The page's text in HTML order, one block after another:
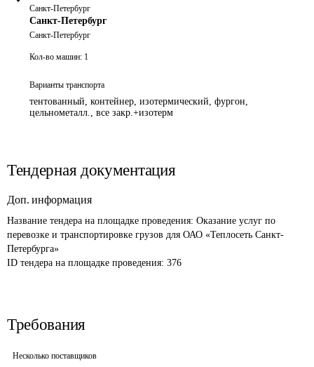
Санкт-Петербург
Санкт-Петербург
Санкт-Петербург
Кол-во машин: 1
Варианты транспорта
тентованный, контейнер, изотермический, фургон,
цельнометалл., все закр.+изотерм
Тендерная документация
Доп. информация
Название тендера на площадке проведения: Оказание услуг по
перевозке и транспортировке грузов для ОАО «Теплосеть Санкт-
Петербурга»
ID тендера на площадке проведения: 376
Требования
Несколько поставщиков